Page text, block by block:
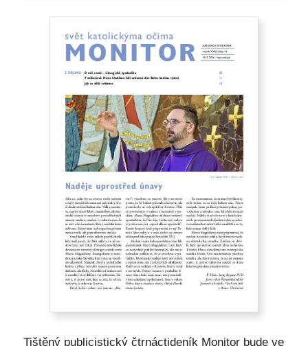
Tištěný publicistický čtrnáctideník Monitor bude ve